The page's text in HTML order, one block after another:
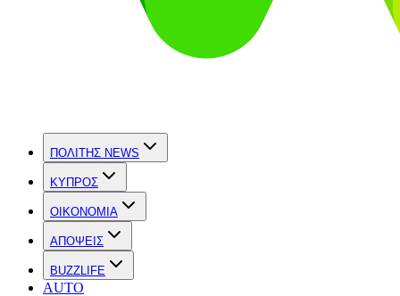
ΠΟΛΙΤΗΣ NEWS
ΚΥΠΡΟΣ
OIKONOMIA
ΑΠΟΨΕΙΣ
BUZZLIFE
AUTO